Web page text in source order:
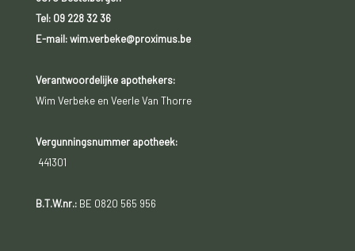
Tel: 09 228 32 36
E-mail: wim.verbeke@proximus.be
Verantwoordelijke apothekers:
Wim Verbeke en Veerle Van Thorre
Vergunningsnummer apotheek:
441301
B.T.W.nr.:BE 0820 565 956